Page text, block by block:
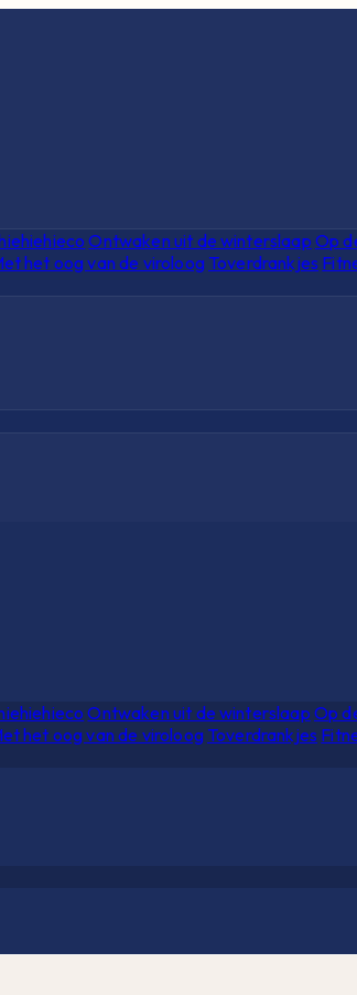
Ontwaken uit de winterslaap Op
het oog van de viroloog Toverdrankjes
Ontwaken uit de winterslaap Op
het oog van de viroloog Toverdrankjes